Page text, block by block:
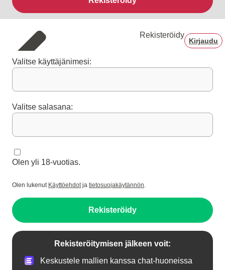
Rekisteröidy
Kirjaudu
Valitse käyttäjänimesi:
Valitse salasana:
Olen yli 18-vuotias.
Olen lukenut Käyttöehdotja tietosuojakäytännön.
Rekisteröidy
Rekisteröitymisen jälkeen voit:
Keskustele mallien kanssa chat-huoneissa